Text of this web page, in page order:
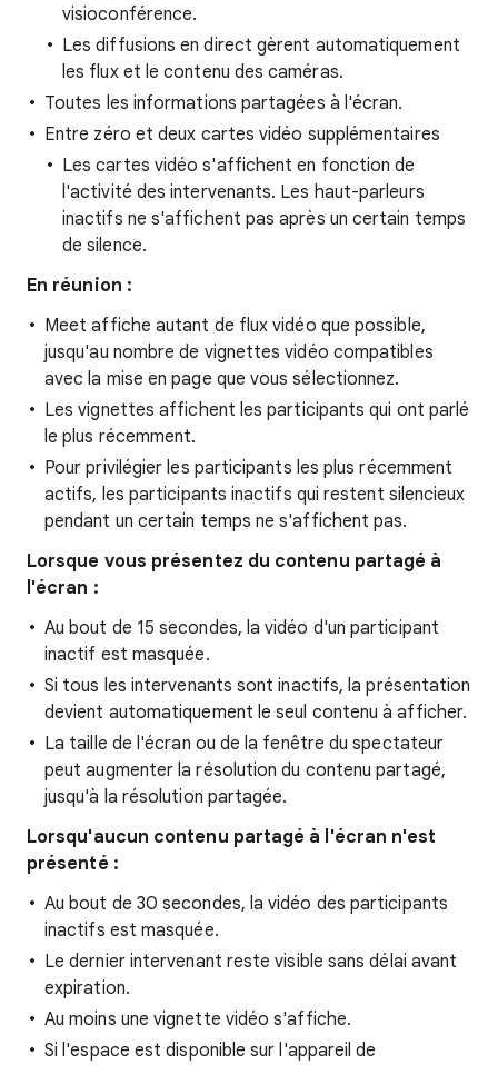
visioconférence.
Les diffusions en direct gèrent automatiquement
les flux et le contenu des caméras.
Toutes les informations partagées à l'écran.
Entre zéro et deux cartes vidéo supplémentaires
Les cartes vidéo s'affichent en fonction de
l'activité des intervenants. Les haut-parleurs
inactifs ne s'affichent pas après un certain temps
de silence.
En réunion :
Meet affiche autant de flux vidéo que possible,
jusqu'au nombre de vignettes vidéo compatibles
avec la mise en page que vous sélectionnez.
Les vignettes affichent les participants qui ont parlé
le plus récemment.
Pour privilégier les participants les plus récemment
actifs, les participants inactifs qui restent silencieux
pendant un certain temps ne s'affichent pas.
Lorsque vous présentez du contenu partagé à
l'écran :
Au bout de 15 secondes, la vidéo d'un participant
inactif est masquée.
Si tous les intervenants sont inactifs, la présentation
devient automatiquement le seul contenu à afficher.
La taille de l'écran ou de la fenêtre du spectateur
peut augmenter la résolution du contenu partagé,
jusqu'à la résolution partagée.
Lorsqu'aucun contenu partagé à l'écran n'est
présenté :
Au bout de 30 secondes, la vidéo des participants
inactifs est masquée.
Le dernier intervenant reste visible sans délai avant
expiration.
Au moins une vignette vidéo s'affiche.
Si l'espace est disponible sur l'appareil de